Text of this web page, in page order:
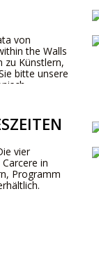
von
the Walls
zu Künstlern,
bitte unsere
vier
in
Programm